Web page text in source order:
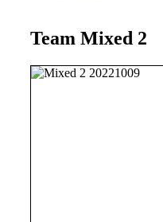
Team Mixed 2